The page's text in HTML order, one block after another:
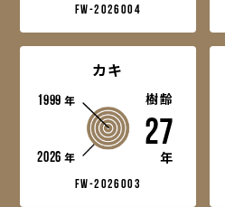
fw-2026004
カキ
1999年
2026年
樹齢
27
年
fw-2026003